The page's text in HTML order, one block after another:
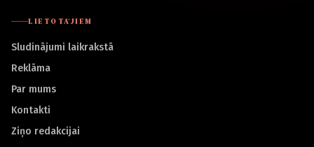
LIETOTĀJIEM
Sludinājumi laikrakstā
Reklāma
Par mums
Kontakti
Ziņo redakcijai